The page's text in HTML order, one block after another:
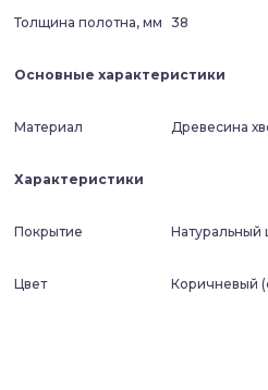
Толщина полотна, мм 38
Основные характеристики
Материал Древесина
Характеристики
Покрытие
Цвет Коричневый